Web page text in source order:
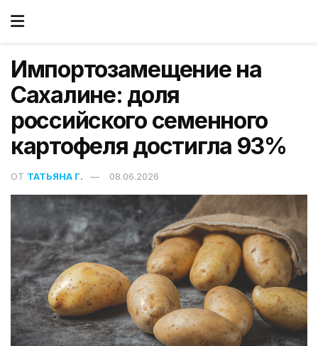
Импортозамещение на
Сахалине: доля
российского семенного
картофеля достигла 93%
ОТ ТАТЬЯНА Г. 08.06.2026